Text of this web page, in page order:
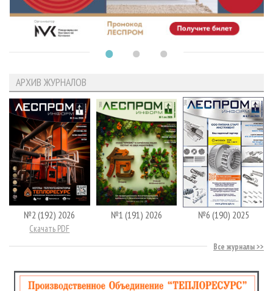
АРХИВ ЖУРНАЛОВ
№2 (192) 2026
Скачать PDF
№1 (191) 2026 №6 (190) 2025
Все журналы